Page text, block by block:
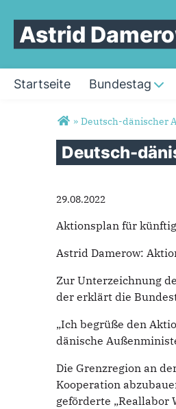
Astrid
Startseite Bundestag
Sie sind hier
» Deutsch-dänischer
Deutsch-
29.08.2022
Aktionsplan für
Astrid Damerow:
Zur Unterzeichnung
der erklärt die
„Ich begrüße den
dänische
Die Grenzregion an
Kooperation
geförderte „Reallabor